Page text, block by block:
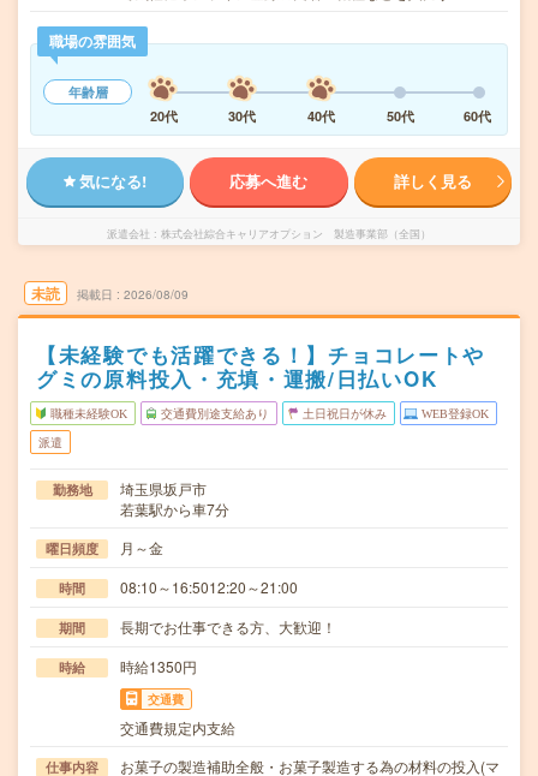
職場の雰囲気
年齢層
20代
30代 40代 50代 60代
気になる! 応募へ進む 詳しく見る
派遣会社 株式会社綜合キャリアオプション 製造事業部（全国）
未読 掲載日 2026/08/09
【未経験でも活躍できる！】チョコレートや
グミの原料投入・充填・運搬/日払いOK
職種未経験OK 交通費別途支給あり 土日祝日が休み WEB登録OK
派遣
勤務地
埼玉県坂戸市
若葉駅から車7分
曜日頻度 月～金
時間 08:10～16:5012:20～21:00
期間 長期でお仕事できる方、大歓迎！
時給 時給1350円
交通費
交通費規定内支給
仕事内容 お菓子の製造補助全般・お菓子製造する為の材料の投入(マ